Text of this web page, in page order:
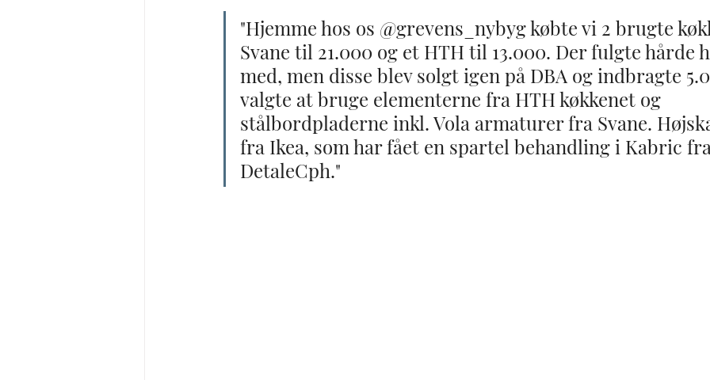
"Hjemme hos os @grevens_nybyg købte vi 2 brugte
Svane til 21.000 og et HTH til 13.000. Der fulgte hårde
med, men disse blev solgt igen på DBA og indbragte
valgte at bruge elementerne fra HTH køkkenet og
stålbordpladerne inkl. Vola armaturer fra Svane.
fra Ikea, som har fået en spartel behandling i Kabric
DetaleCph."